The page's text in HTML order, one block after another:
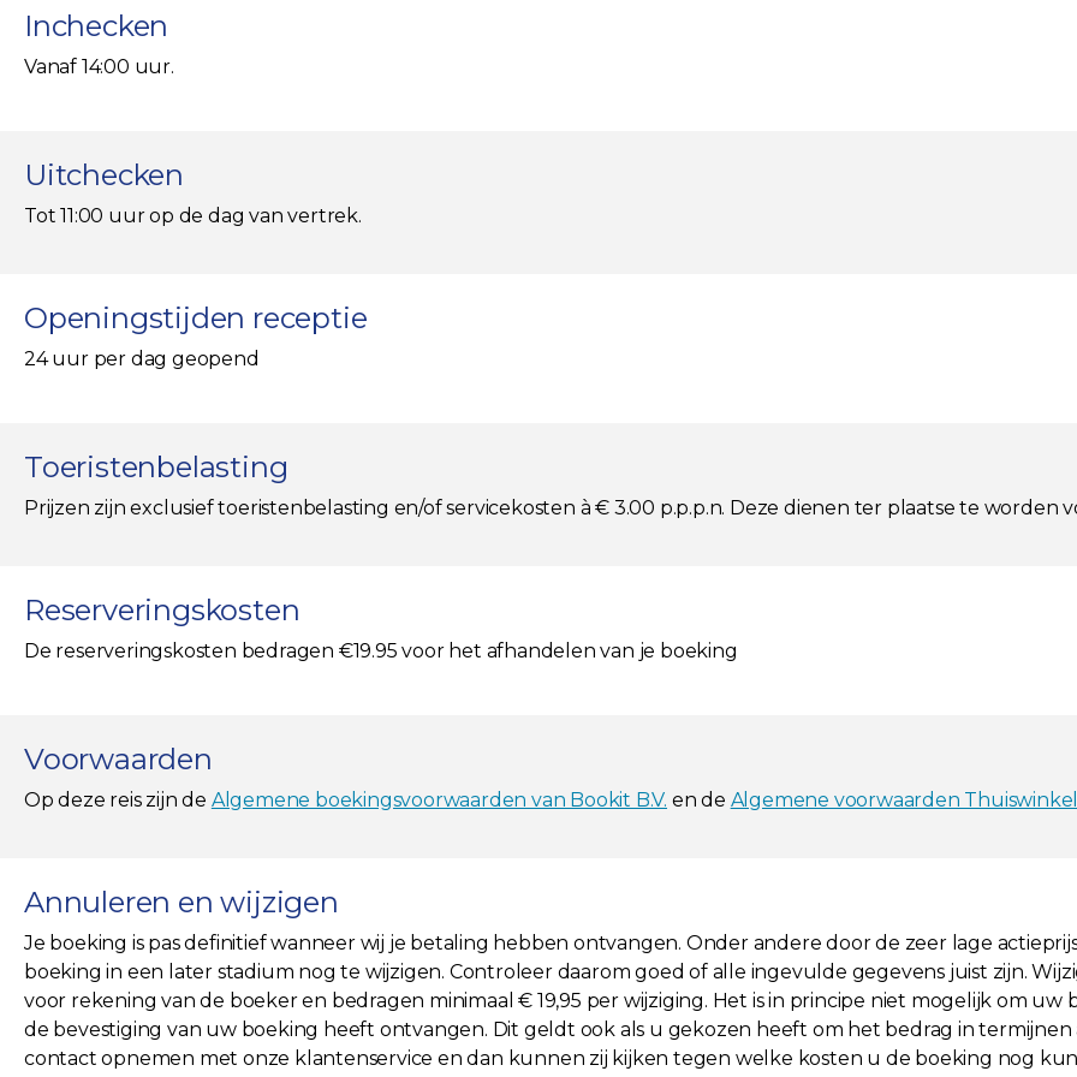
Inchecken
Vanaf 14:00 uur.
Uitchecken
Tot 11:00 uur op de dag van vertrek.
Openingstijden receptie
24 uur per dag geopend
Toeristenbelasting
Prijzen zijn exclusief toeristenbelasting en/of servicekosten à € 3.00 p.p.p.n. Deze dienen ter plaatse te worden
Reserveringskosten
De reserveringskosten bedragen €19.95 voor het afhandelen van je boeking
Voorwaarden
Op deze reis zijn de Algemene boekingsvoorwaarden van Bookit B.V. en de Algemene voorwaarden Thuiswinkel
Annuleren en wijzigen
Je boeking is pas definitief wanneer wij je betaling hebben ontvangen. Onder andere door de zeer lage
boeking in een later stadium nog te wijzigen. Controleer daarom goed of alle ingevulde gegevens juist zijn.
voor rekening van de boeker en bedragen minimaal € 19,95 per wijziging. Het is in principe niet mogelijk om
de bevestiging van uw boeking heeft ontvangen. Dit geldt ook als u gekozen heeft om het bedrag in
contact opnemen met onze klantenservice en dan kunnen zij kijken tegen welke kosten u de boeking nog